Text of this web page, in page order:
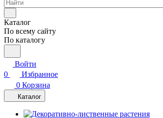
Каталог
По всему сайту
По каталогу
Войти
0
Избранное
0 Корзина
Каталог